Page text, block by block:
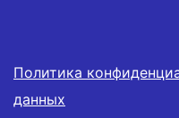
Политика
данных